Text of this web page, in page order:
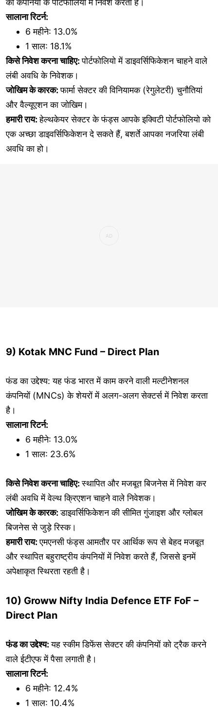
सालाना रिटर्न:
6 महीने: 13.0%
1 साल: 18.1%
किसे निवेश करना चाहिए:पोर्टफोलियो में डाइवर्सिफिकेशन चाहने वाले
लंबी अवधि के निवेशक।
जोखिम के कारक:फार्मा सेक्टर की विनियामक (रेगुलेटरी) चुनौतियां
और वैल्यूएशन का जोखिम।
हमारी राय:हेल्थकेयर सेक्टर के फंड्स आपके इक्विटी पोर्टफोलियो को
एक अच्छा डाइवर्सिफिकेशन दे सकते हैं, बशर्ते आपका नजरिया लंबी
अवधि का हो।
9) Kotak MNC Fund – Direct Plan
फंड का उद्देश्य: यह फंड भारत में काम करने वाली मल्टीनेशनल
कंपनियों (MNCs) के शेयरों में अलग-अलग सेक्टर्स में निवेश करता
है।
सालाना रिटर्न:
6 महीने: 13.0%
1 साल: 23.6%
किसे निवेश करना चाहिए:स्थापित और मजबूत बिजनेस में निवेश कर
लंबी अवधि में वेल्थ क्रिएशन चाहने वाले निवेशक।
जोखिम के कारक:डाइवर्सिफिकेशन की सीमित गुंजाइश और ग्लोबल
बिजनेस से जुड़े रिस्क।
हमारी राय:एमएनसी फंड्स आमतौर पर आर्थिक रूप से बेहद मजबूत
और स्थापित बहुराष्ट्रीय कंपनियों में निवेश करते हैं, जिससे इनमें
अपेक्षाकृत स्थिरता रहती है।
10) Groww Nifty India Defence ETF FoF –
Direct Plan
फंड का उद्देश्य:यह स्कीम डिफेंस सेक्टर की कंपनियों को ट्रैक करने
वाले ईटीएफ में पैसा लगाती है।
सालाना रिटर्न:
6 महीने: 12.4%
1 साल: 10.4%